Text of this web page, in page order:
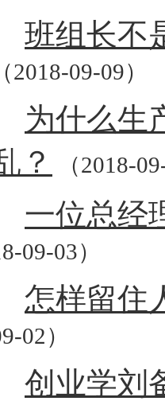
班组长不
（2018-09-09）
为什么生
？
（2018-
一位总经
09-03）
怎样留住
02）
创业学刘